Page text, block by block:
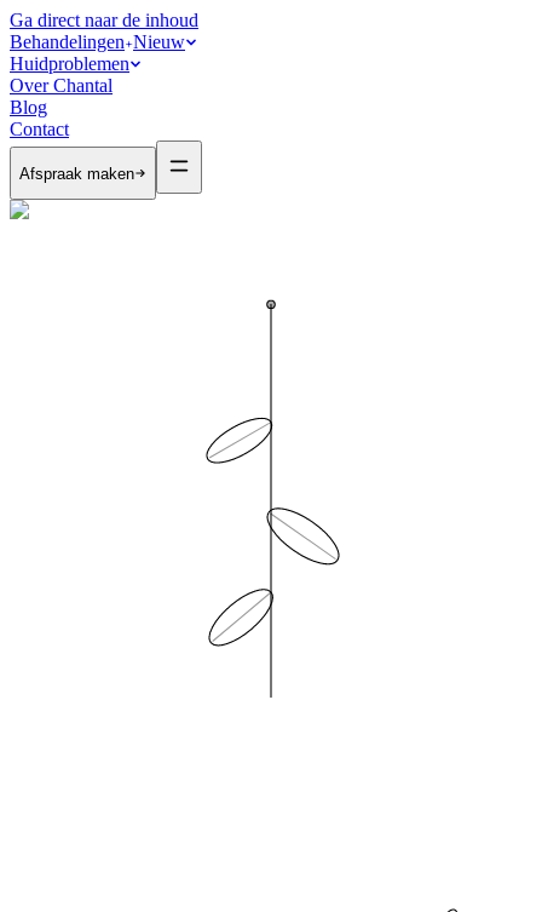
Ga direct naar de inhoud
Behandelingen Nieuw
Huidproblemen
Over Chantal
Blog
Contact
Afspraak maken